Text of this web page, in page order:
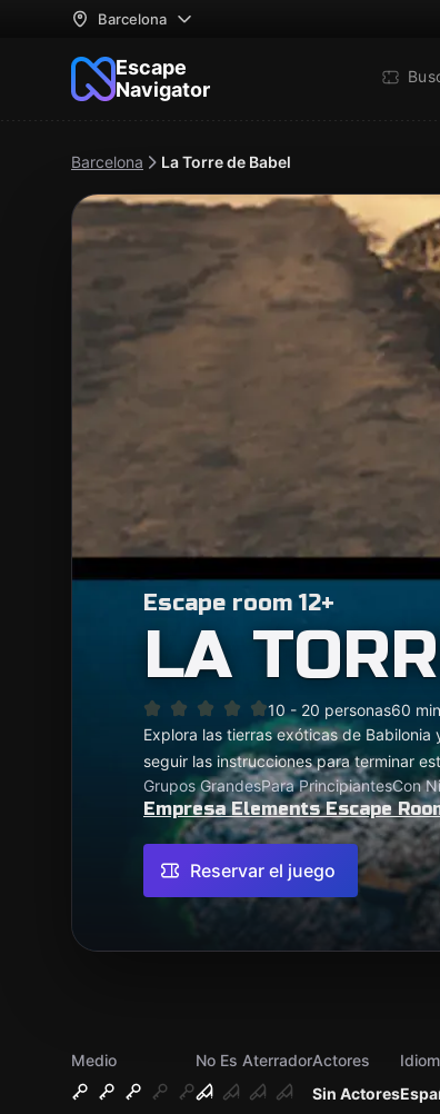
Barcelona
Escape
Navigator
Barcelona La Torre de Babel
Escape room 12+
LA
10 - 20 personas60
Explora las tierras exóticas de
seguir las instrucciones para terminar
Grupos GrandesPara PrincipiantesCon
Empresa Elements Escape
Reservar el juego
Medio
No Es Aterrador
Sin Actores
Actores